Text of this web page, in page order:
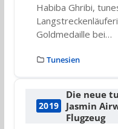
Habiba Ghribi,
Goldmedaille bei…
Tunesien
2019
Die neue
Jasmin
Flugzeug